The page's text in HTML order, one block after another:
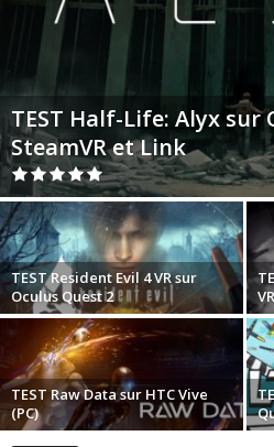
TEST Half-Life: Alyx sur
SteamVR et Link
TEST Resident Evil 4 VR sur
Oculus Quest 2
TEST Raw Data sur HTC Vive
(PC)